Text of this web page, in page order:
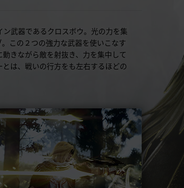
武器であるクロスボウ。光の力を集
この２つの強力な武器を使いこなす
きながら敵を射抜き、力を集中して
は、戦いの行方をも左右するほどの